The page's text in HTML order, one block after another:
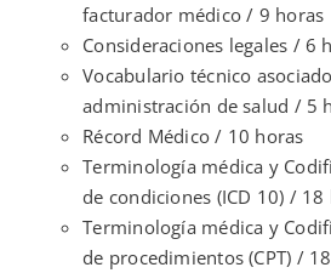
facturador médico / 9 horas
Consideraciones legales / 6
Vocabulario técnico
administración de salud / 5
Récord Médico / 10 horas
Terminología médica y
de condiciones (ICD 10) / 18
Terminología médica y
de procedimientos (CPT) /